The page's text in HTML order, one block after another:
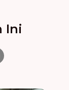
Ini